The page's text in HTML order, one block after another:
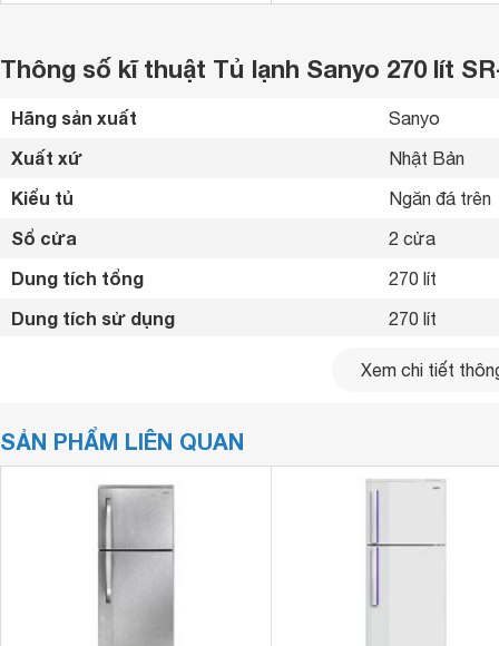
Thông số kĩ thuật Tủ lạnh Sanyo 270 lít
Hãng sản xuất Sanyo
Xuất xứ Nhật Bản
Kiểu tủ Ngăn đá trên
Sổ cửa 2 cửa
Dung tích tổng 270 lít
Dung tích sử dụng 270 lít
100 lít
Công nghệ làm lạnh
Nano Fresh+
Chất liệu khay
Kích thước
Xem chi tiết
SẢN PHẨM LIÊN QUAN